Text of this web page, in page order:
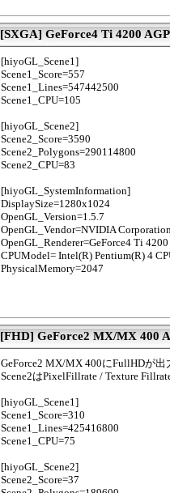
[SXGA] GeForce4 Ti 4200
[hiyoGL_Scene1]
Scene1_Score=557
Scene1_Lines=547442500
Scene1_CPU=105
[hiyoGL_Scene2]
Scene2_Score=3590
Scene2_Polygons=290114800
Scene2_CPU=83
[hiyoGL_SystemInformation]
DisplaySize=1280x1024
OpenGL_Version=1.5.7
OpenGL_Vendor=NVIDIA
OpenGL_Renderer=GeForce4 Ti
CPUModel= Intel(R) Pentium(R) 4
PhysicalMemory=2047
[FHD] GeForce2 MX/MX 400
GeForce2 MX/MX 400にFullHDが出
Scene2はPixelFillrate / Texture
[hiyoGL_Scene1]
Scene1_Score=310
Scene1_Lines=425416800
Scene1_CPU=75
[hiyoGL_Scene2]
Scene2_Score=37